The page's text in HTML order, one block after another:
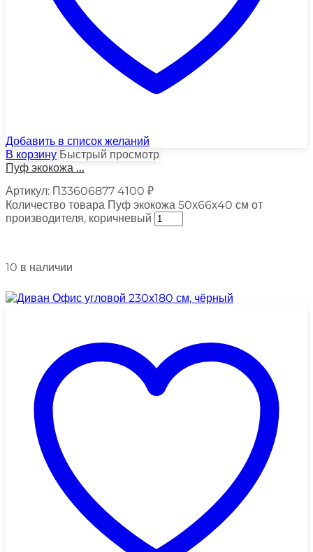
Добавить в список желаний
В корзину Быстрый просмотр
Пуф экокожа ...
Артикул: П33606877 4100 ₽
Количество товара Пуф экокожа 50х66х40 см от
производителя, коричневый
10 в наличии